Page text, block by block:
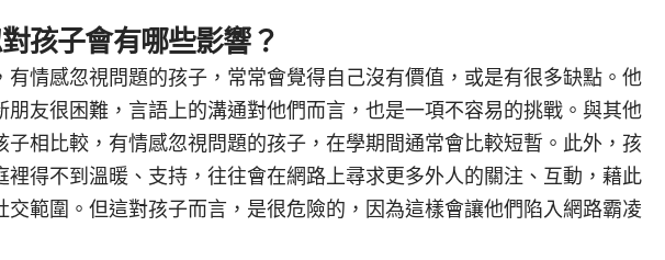
孩子會有哪些影響？
有情感忽視問題的孩子，常常會覺得自己沒有價值，或是有很多缺點。他
朋友很困難，言語上的溝通對他們而言，也是一項不容易的挑戰。與其他
子相比較，有情感忽視問題的孩子，在學期間通常會比較短暫。此外，孩
裡得不到溫暖、支持，往往會在網路上尋求更多外人的關注、互動，藉此
交範圍。但這對孩子而言，是很危險的，因為這樣會讓他們陷入網路霸凌